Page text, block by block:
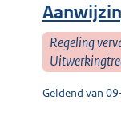
Regeling
Geldend van